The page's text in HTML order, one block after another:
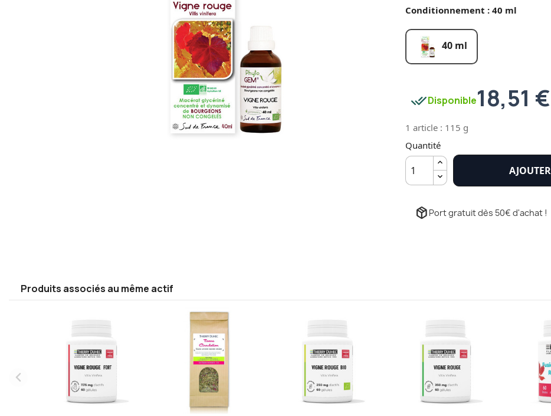
Conditionnement : 40 ml
40 ml
done_allDisponible18,51 €
1 article : 115 g
Quantité
package_2 Port gratuit dès 50€ d'achat !
Produits associés au même actif